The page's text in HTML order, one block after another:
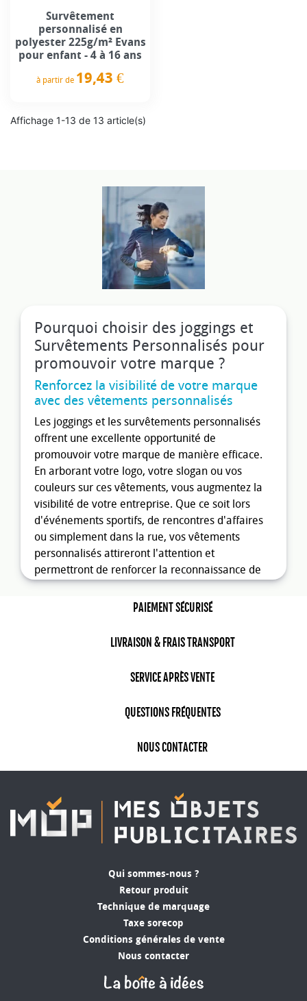
Pourquoi choisir des joggings et
Survêtements Personnalisés pour
promouvoir votre marque ?
Renforcez la visibilité de votre marque
avec des vêtements personnalisés
Les joggings et les survêtements personnalisés
offrent une excellente opportunité de
promouvoir votre marque de manière efficace.
En arborant votre logo, votre slogan ou vos
couleurs sur ces vêtements, vous augmentez la
visibilité de votre entreprise. Que ce soit lors
d'événements sportifs, de rencontres d'affaires
ou simplement dans la rue, vos vêtements
personnalisés attireront l'attention et
permettront de renforcer la reconnaissance de
votre marque.
Créez une image professionnelle et
En optant pour des joggings et des survêtements
votre image de marque au sérieux. Ces
apparence professionnelle et cohérente pour
membres portent des vêtements assortis avec
et de professionnalisme à vos clients et
partenaires.
Offrez un cadeau promotionnel apprécié
Les joggings et les survêtements personnalisés
sont des cadeaux promotionnels populaires qui
sont à la fois appréciés et utiles pour vos clients.
En offrant ces vêtements de qualité, vous
montrez votre gratitude tout en créant une
relation positive avec vos clients. De plus, vos
clients seront susceptibles de porter ces
vêtements dans leur vie quotidienne, ce qui
Survêtement
personnalisé en
polyester 225g/m² Evans
pour enfant - 4 à 16 ans
à partir de 19,43 €
Affichage 1-13 de 13 article(s)
PAIEMENT SÉCURISÉ
LIVRAISON & FRAIS TRANSPORT
SERVICE APRÈS VENTE
QUESTIONS FRÉQUENTES
NOUS CONTACTER
Qui sommes-nous ?
Retour produit
Technique de marquage
Taxe sorecop
Conditions générales de vente
Nous contacter